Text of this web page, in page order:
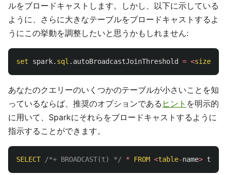
ルをブロードキャストします。しかし、以下に示している
ように、さらに大きなテーブルをブロードキャストするよ
うにこの挙動を調整したいと思うかもしれません:
set spark. sql . autoBroadcastJoinThreshold = <size
あなたのクエリーのいくつかのテーブルが小さいことを知
っているならば、推奨のオプションである ヒント を明示的
に用いて、Sparkにそれらをブロードキャストするように
指示することができます。
SELECT /*+ BROADCAST(t) */ * FROM <table-name> t